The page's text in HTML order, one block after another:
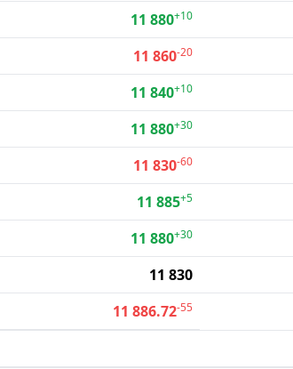
11 880+10
11 860-20
11 840+10
11 880+30
11 830-60
11 885+5
11 880+30
11 830
11 886.72-55